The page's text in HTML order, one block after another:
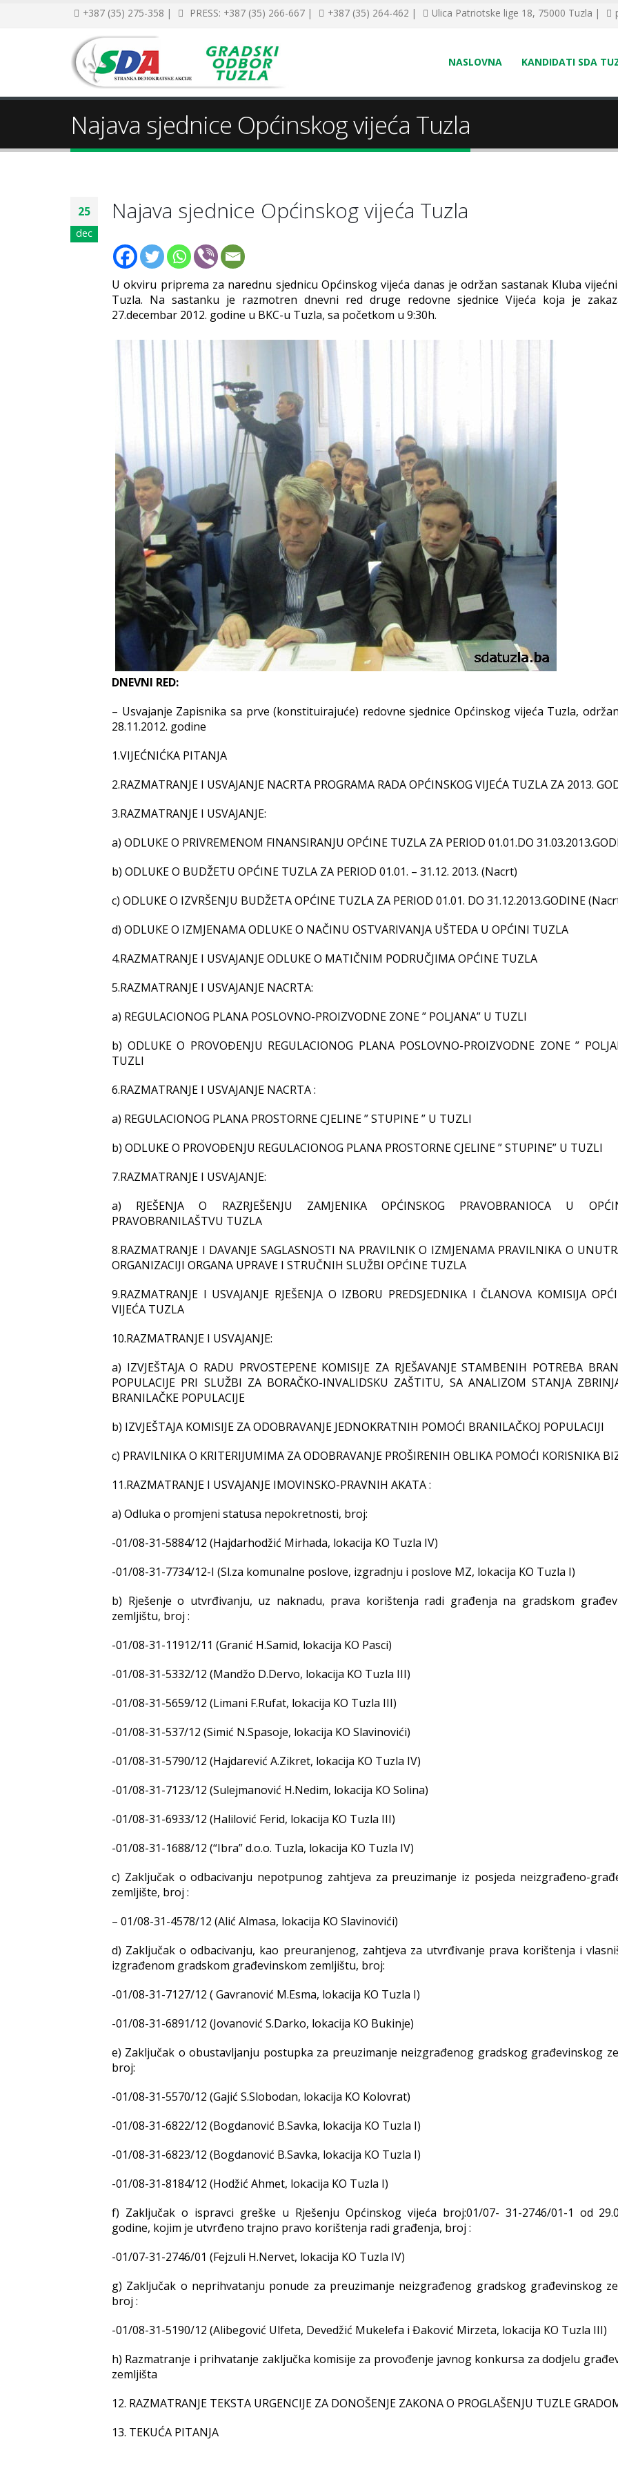
+387 (35) 275-358 | PRESS: +387 (35) 266-667 | +387 (35) 264-462 | Ulica Patriotske lige 18, 75000 Tuzla |
NASLOVNA KANDIDATI SDA
Najava sjednice Općinskog vijeća Tuzla
25
dec
Najava sjednice Općinskog vijeća Tuzla
U okviru priprema za narednu sjednicu Općinskog vijeća danas je održan sastanak Kluba
Tuzla. Na sastanku je razmotren dnevni red druge redovne sjednice Vijeća koja je
27.decembar 2012. godine u BKC-u Tuzla, sa početkom u 9:30h.
DNEVNI RED:
– Usvajanje Zapisnika sa prve (konstituirajuće) redovne sjednice Općinskog vijeća Tuzla,
28.11.2012. godine
1.VIJEĆNIĆKA PITANJA
2.RAZMATRANJE I USVAJANJE NACRTA PROGRAMA RADA OPĆINSKOG VIJEĆA TUZLA ZA 2013.
3.RAZMATRANJE I USVAJANJE:
a) ODLUKE O PRIVREMENOM FINANSIRANJU OPĆINE TUZLA ZA PERIOD 01.01.DO
b) ODLUKE O BUDŽETU OPĆINE TUZLA ZA PERIOD 01.01. – 31.12. 2013. (Nacrt)
c) ODLUKE O IZVRŠENJU BUDŽETA OPĆINE TUZLA ZA PERIOD 01.01. DO 31.12.2013.GODINE
d) ODLUKE O IZMJENAMA ODLUKE O NAČINU OSTVARIVANJA UŠTEDA U OPĆINI TUZLA
4.RAZMATRANJE I USVAJANJE ODLUKE O MATIČNIM PODRUČJIMA OPĆINE TUZLA
5.RAZMATRANJE I USVAJANJE NACRTA:
a) REGULACIONOG PLANA POSLOVNO-PROIZVODNE ZONE ” POLJANA” U TUZLI
b) ODLUKE O PROVOĐENJU REGULACIONOG PLANA POSLOVNO-PROIZVODNE ZONE ”
TUZLI
6.RAZMATRANJE I USVAJANJE NACRTA :
a) REGULACIONOG PLANA PROSTORNE CJELINE ” STUPINE ” U TUZLI
b) ODLUKE O PROVOĐENJU REGULACIONOG PLANA PROSTORNE CJELINE ” STUPINE” U TUZLI
7.RAZMATRANJE I USVAJANJE:
a) RJEŠENJA O RAZRJEŠENJU ZAMJENIKA OPĆINSKOG PRAVOBRANIOCA U
PRAVOBRANILAŠTVU TUZLA
8.RAZMATRANJE I DAVANJE SAGLASNOSTI NA PRAVILNIK O IZMJENAMA PRAVILNIKA O
ORGANIZACIJI ORGANA UPRAVE I STRUČNIH SLUŽBI OPĆINE TUZLA
9.RAZMATRANJE I USVAJANJE RJEŠENJA O IZBORU PREDSJEDNIKA I ČLANOVA KOMISIJA
VIJEĆA TUZLA
10.RAZMATRANJE I USVAJANJE:
a) IZVJEŠTAJA O RADU PRVOSTEPENE KOMISIJE ZA RJEŠAVANJE STAMBENIH POTREBA
POPULACIJE PRI SLUŽBI ZA BORAČKO-INVALIDSKU ZAŠTITU, SA ANALIZOM STANJA
BRANILAČKE POPULACIJE
b) IZVJEŠTAJA KOMISIJE ZA ODOBRAVANJE JEDNOKRATNIH POMOĆI BRANILAČKOJ POPULACIJI
c) PRAVILNIKA O KRITERIJUMIMA ZA ODOBRAVANJE PROŠIRENIH OBLIKA POMOĆI KORISNIKA
11.RAZMATRANJE I USVAJANJE IMOVINSKO-PRAVNIH AKATA :
a) Odluka o promjeni statusa nepokretnosti, broj:
-01/08-31-5884/12 (Hajdarhodžić Mirhada, lokacija KO Tuzla IV)
-01/08-31-7734/12-I (Sl.za komunalne poslove, izgradnju i poslove MZ, lokacija KO Tuzla I)
b) Rješenje o utvrđivanju, uz naknadu, prava korištenja radi građenja na gradskom
zemljištu, broj :
-01/08-31-11912/11 (Granić H.Samid, lokacija KO Pasci)
-01/08-31-5332/12 (Mandžo D.Dervo, lokacija KO Tuzla III)
-01/08-31-5659/12 (Limani F.Rufat, lokacija KO Tuzla III)
-01/08-31-537/12 (Simić N.Spasoje, lokacija KO Slavinovići)
-01/08-31-5790/12 (Hajdarević A.Zikret, lokacija KO Tuzla IV)
-01/08-31-7123/12 (Sulejmanović H.Nedim, lokacija KO Solina)
-01/08-31-6933/12 (Halilović Ferid, lokacija KO Tuzla III)
-01/08-31-1688/12 (“Ibra” d.o.o. Tuzla, lokacija KO Tuzla IV)
c) Zaključak o odbacivanju nepotpunog zahtjeva za preuzimanje iz posjeda neizgrađeno-
zemljište, broj :
– 01/08-31-4578/12 (Alić Almasa, lokacija KO Slavinovići)
d) Zaključak o odbacivanju, kao preuranjenog, zahtjeva za utvrđivanje prava korištenja i
izgrađenom gradskom građevinskom zemljištu, broj:
-01/08-31-7127/12 ( Gavranović M.Esma, lokacija KO Tuzla I)
-01/08-31-6891/12 (Jovanović S.Darko, lokacija KO Bukinje)
e) Zaključak o obustavljanju postupka za preuzimanje neizgrađenog gradskog građevinskog
broj:
-01/08-31-5570/12 (Gajić S.Slobodan, lokacija KO Kolovrat)
-01/08-31-6822/12 (Bogdanović B.Savka, lokacija KO Tuzla I)
-01/08-31-6823/12 (Bogdanović B.Savka, lokacija KO Tuzla I)
-01/08-31-8184/12 (Hodžić Ahmet, lokacija KO Tuzla I)
f) Zaključak o ispravci greške u Rješenju Općinskog vijeća broj:01/07- 31-2746/01-1 od
godine, kojim je utvrđeno trajno pravo korištenja radi građenja, broj :
-01/07-31-2746/01 (Fejzuli H.Nervet, lokacija KO Tuzla IV)
g) Zaključak o neprihvatanju ponude za preuzimanje neizgrađenog gradskog građevinskog
broj :
-01/08-31-5190/12 (Alibegović Ulfeta, Devedžić Mukelefa i Đaković Mirzeta, lokacija KO Tuzla III)
h) Razmatranje i prihvatanje zaključka komisije za provođenje javnog konkursa za dodjelu
zemljišta
12. RAZMATRANJE TEKSTA URGENCIJE ZA DONOŠENJE ZAKONA O PROGLAŠENJU TUZLE
13. TEKUĆA PITANJA